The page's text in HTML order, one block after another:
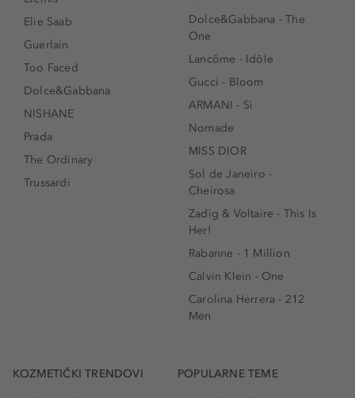
Elie Saab
Guerlain
Too Faced
Dolce&Gabbana
NISHANE
Prada
The Ordinary
Trussardi
Dolce&Gabbana - The
One
Lancôme - Idôle
Gucci - Bloom
ARMANI - Sì
Nomade
MISS DIOR
Sol de Janeiro -
Cheirosa
Zadig & Voltaire - This Is
Her!
Rabanne - 1 Million
Calvin Klein - One
Carolina Herrera - 212
Men
KOZMETIČKI TRENDOVI POPULARNE TEME